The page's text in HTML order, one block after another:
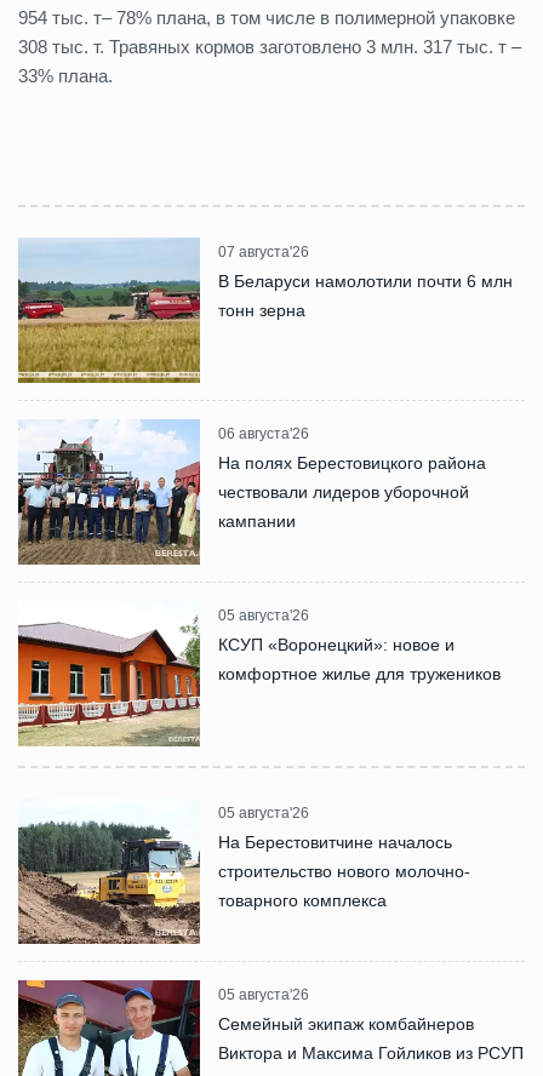
954 тыс. т– 78% плана, в том числе в полимерной упаковке
308 тыс. т. Травяных кормов заготовлено 3 млн. 317 тыс. т –
33% плана.
07 августа'26
В Беларуси намолотили почти 6 млн
тонн зерна
06 августа'26
На полях Берестовицкого района
чествовали лидеров уборочной
кампании
05 августа'26
КСУП «Воронецкий»: новое и
комфортное жилье для тружеников
05 августа'26
На Берестовитчине началось
строительство нового молочно-
товарного комплекса
05 августа'26
Семейный экипаж комбайнеров
Виктора и Максима Гойликов из РСУП